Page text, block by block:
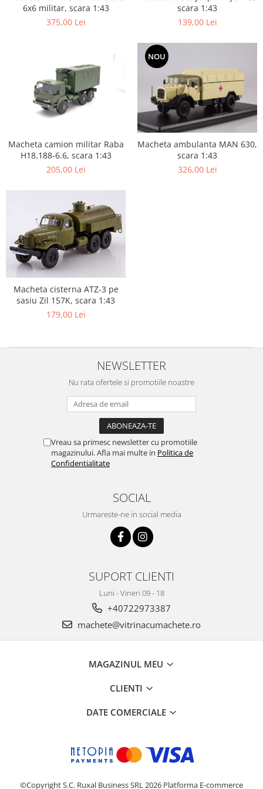
6x6 militar, scara 1:43
375,00 Lei
scara 1:43
139,00 Lei
Macheta camion militar Raba
H18.188-6.6, scara 1:43
205,00 Lei
NOU
Macheta ambulanta MAN 630,
scara 1:43
326,00 Lei
Macheta cisterna ATZ-3 pe
sasiu Zil 157K, scara 1:43
179,00 Lei
NEWSLETTER
Nu rata ofertele si promotiile noastre
Vreau sa primesc newsletter cu promotiile
magazinului. Afla mai multe in Politica de
Confidentialitate
SOCIAL
Urmareste-ne in social media
SUPORT CLIENTI
Luni - Vineri 09 - 18
+40722973387
machete@vitrinacumachete.ro
MAGAZINUL MEU
CLIENTI
DATE COMERCIALE
©Copyright S.C. Ruxal Business SRL 2026 Platforma E-commerce